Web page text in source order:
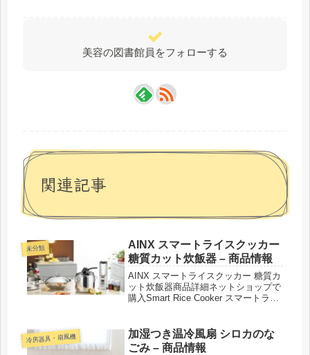
美容の図書館員をフォローする
関連記事
未分類
AINX スマートライスクッカー
糖質カット炊飯器 – 商品情報
AINX スマートライスクッカー 糖質カ
ット炊飯器商品詳細ネットショップで
購入Smart Rice Cooker スマートライ
グレー、AX-RC3B/ブラック紹介...
冷房器具・扇風機
加湿つき温冷風扇 シロカのな
ごみ – 商品情報